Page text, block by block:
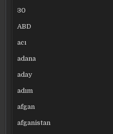
30
ABD
acı
adana
aday
adım
afgan
afganistan